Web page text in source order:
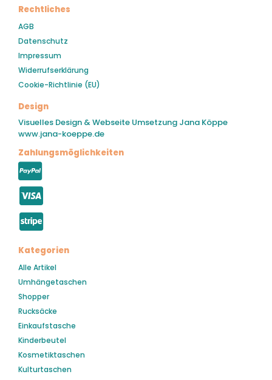
Rechtliches
AGB
Datenschutz
Impressum
Widerrufserklärung
Cookie-Richtlinie (EU)
Design
Visuelles Design & Webseite Umsetzung Jana Köppe
www.jana-koeppe.de
Zahlungsmöglichkeiten
Kategorien
Alle Artikel
Umhängetaschen
Shopper
Rucksäcke
Einkaufstasche
Kinderbeutel
Kosmetiktaschen
Kulturtaschen